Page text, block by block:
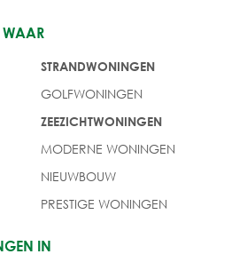
STRANDWONINGEN
GOLFWONINGEN
ZEEZICHTWONINGEN
MODERNE WONINGEN
NIEUWBOUW
PRESTIGE WONINGEN
IN